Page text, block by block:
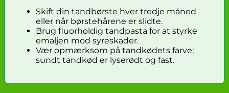
Skift din tandbørste hver tredje måned
eller når børstehårene er slidte.
Brug fluorholdig tandpasta for at styrke
emaljen mod syreskader.
Vær opmærksom på tandkødets farve;
sundt tandkød er lyserødt og fast.